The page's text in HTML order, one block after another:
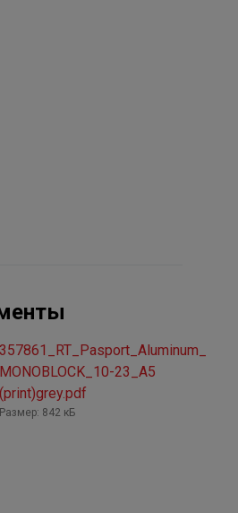
357861_RT_Pasport_Aluminum_
MONOBLOCK_10-23_A5
(print)grey.pdf
Размер: 842 кБ